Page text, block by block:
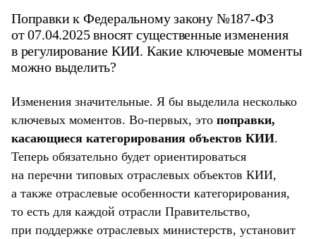
Поправки к Федеральному закону №187-ФЗ
от 07.04.2025 вносят существенные изменения
в регулирование КИИ. Какие ключевые моменты
можно выделить?
Изменения значительные. Я бы выделила несколько
ключевых моментов. Во-первых, это поправки,
касающиеся категорирования объектов КИИ.
Теперь обязательно будет ориентироваться
на перечни типовых отраслевых объектов КИИ,
а также отраслевые особенности категорирования,
то есть для каждой отрасли Правительство,
при поддержке отраслевых министерств, установит